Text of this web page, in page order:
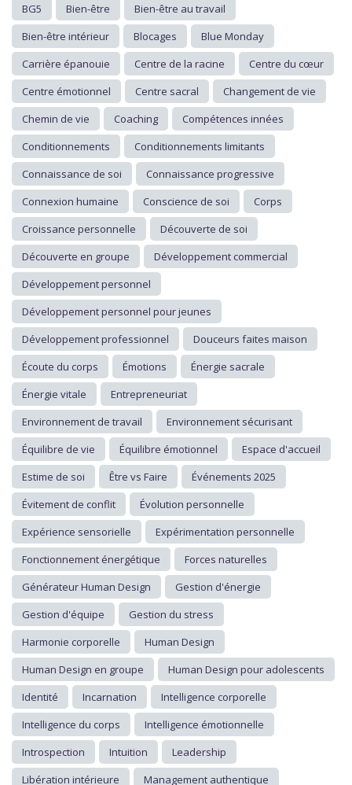
BG5
Bien-être
Bien-être au travail
Bien-être intérieur
Blocages
Blue Monday
Carrière épanouie
Centre de la racine
Centre du cœur
Centre émotionnel
Centre sacral
Changement de vie
Chemin de vie
Coaching
Compétences innées
Conditionnements
Conditionnements limitants
Connaissance de soi
Connaissance progressive
Connexion humaine
Conscience de soi
Corps
Croissance personnelle
Découverte de soi
Découverte en groupe
Développement commercial
Développement personnel
Développement personnel pour jeunes
Développement professionnel
Douceurs faites maison
Écoute du corps
Émotions
Énergie sacrale
Énergie vitale
Entrepreneuriat
Environnement de travail
Environnement sécurisant
Équilibre de vie
Équilibre émotionnel
Espace d'accueil
Estime de soi
Être vs Faire
Événements 2025
Évitement de conflit
Évolution personnelle
Expérience sensorielle
Expérimentation personnelle
Fonctionnement énergétique
Forces naturelles
Générateur Human Design
Gestion d'énergie
Gestion d'équipe
Gestion du stress
Harmonie corporelle
Human Design
Human Design en groupe
Human Design pour adolescents
Identité
Incarnation
Intelligence corporelle
Intelligence du corps
Intelligence émotionnelle
Introspection
Intuition
Leadership
Libération intérieure
Management authentique